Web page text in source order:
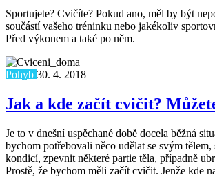
Sportujete? Cvičíte? Pokud ano, měl by být
součástí vašeho tréninku nebo jakékoliv
Před výkonem a také po něm.
Pohyb 30. 4. 2018
Jak a kde začít cvičit?
Je to v dnešní uspěchané době docela běžná
bychom potřebovali něco udělat se svým
kondicí, zpevnit některé partie těla, případně
Prostě, že bychom měli začít cvičit. Jenže kde